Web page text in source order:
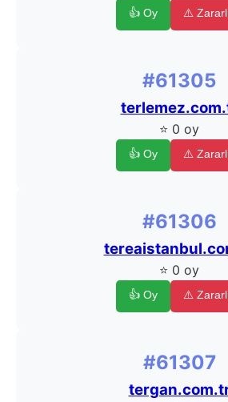
👍 Oy ⚠️
#61305
⭐ 0 oy
👍 Oy ⚠️
#61306
⭐ 0 oy
👍 Oy ⚠️
#61307